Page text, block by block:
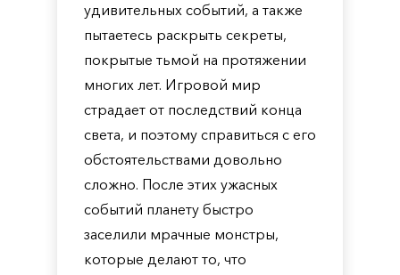
удивительных событий, а также
пытаетесь раскрыть секреты,
покрытые тьмой на протяжении
многих лет. Игровой мир
страдает от последствий конца
света, и поэтому справиться с его
обстоятельствами довольно
сложно. После этих ужасных
событий планету быстро
заселили мрачные монстры,
которые делают то, что